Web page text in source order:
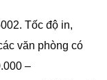
Tốc độ in,
văn phòng có
–